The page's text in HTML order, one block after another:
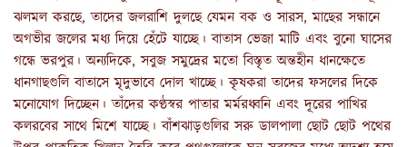
ঝলমল করছে, তাদের জলরাশি দুলছে যেমন বক ও সারস, মাছের সন্ধানে
অগভীর জলের মধ্য দিয়ে হেঁটে যাচ্ছে। বাতাস ভেজা মাটি এবং বুনো ঘাসের
গন্ধে ভরপুর। অন্যদিকে, সবুজ সমুদ্রের মতো বিস্তৃত অন্তহীন ধানক্ষেতে
ধানগাছগুলি বাতাসে মৃদুভাবে দোল খাচ্ছে। কৃষকরা তাদের ফসলের দিকে
মনোযোগ দিচ্ছেন। তাঁদের কণ্ঠস্বর পাতার মর্মরধ্বনি এবং দূরের পাখির
কলরবের সাথে মিশে যাচ্ছে। বাঁশঝাড়গুলির সরু ডালপালা ছোট ছোট পথের